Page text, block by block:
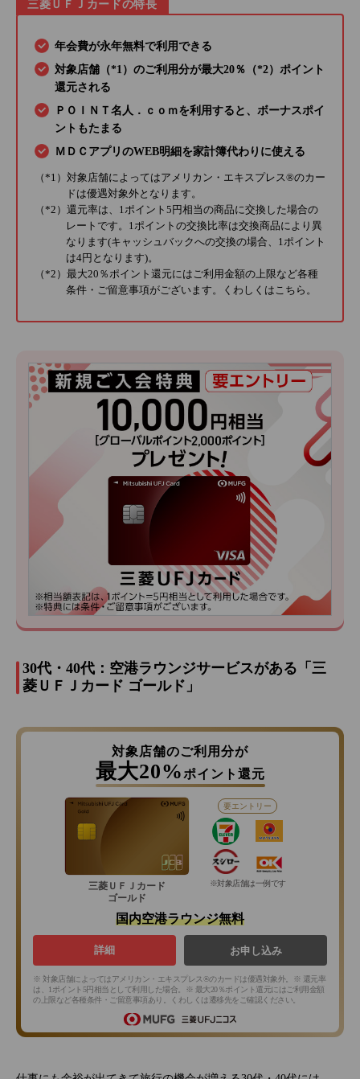
三菱ＵＦＪカードの特長
年会費が永年無料で利用できる
対象店舗（*1）のご利用分が最大20％（*2）ポイント
還元される
ＰＯＩＮＴ名人．ｃｏｍを利用すると、ボーナスポイ
ントもたまる
ＭＤＣアプリのWEB明細を家計簿代わりに使える
（*1）対象店舗によってはアメリカン・エキスプレス®のカー
ドは優遇対象外となります。
（*2）還元率は、1ポイント5円相当の商品に交換した場合の
レートです。1ポイントの交換比率は交換商品により異
なります(キャッシュバックへの交換の場合、1ポイント
は4円となります)。
（*2）最大20％ポイント還元にはご利用金額の上限など各種
条件・ご留意事項がございます。くわしくは こちら 。
30代・40代：空港ラウンジサービスがある「三
菱ＵＦＪカード ゴールド」
対象店舗のご利用分が
最大20% ポイント還元
三菱ＵＦＪカード
ゴールド
要エントリー
※対象店舗は一例です
国内空港ラウンジ無料
詳細 お申し込み
※ 対象店舗によってはアメリカン・エキスプレス®のカードは優遇対象外。※ 還元率
は、1ポイント5円相当として利用した場合。※ 最大20％ポイント還元にはご利用金額
の上限など各種条件・ご留意事項あり。くわしくは遷移先をご確認ください。